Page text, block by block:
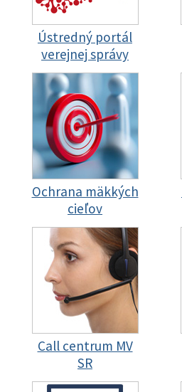
Ústredný portál
verejnej správy
Ochrana mäkkých
cieľov
Call centrum MV
SR